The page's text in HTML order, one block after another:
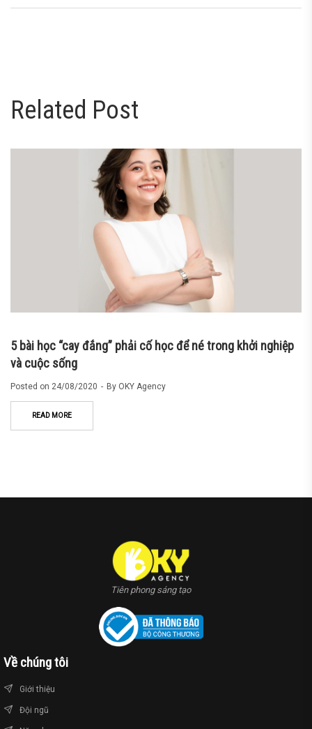
Related Post
5 bài học “cay đắng” phải cố học để né trong khởi nghiệp
và cuộc sống
Posted on 24/08/2020 By OKY Agency
READ MORE
Tiên phong sáng tạo
Về chúng tôi
Giới thiệu
Đội ngũ